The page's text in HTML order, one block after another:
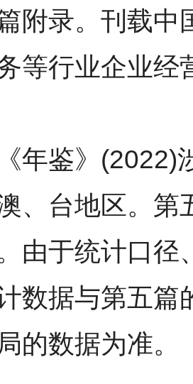
附录。刊载中
等行业企业经
年鉴》(2022)
、台地区。第
由于统计口径
数据与第五篇
的数据为准。